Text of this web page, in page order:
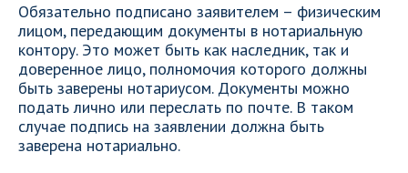
Обязательно подписано заявителем – физическим
лицом, передающим документы в нотариальную
контору. Это может быть как наследник, так и
доверенное лицо, полномочия которого должны
быть заверены нотариусом. Документы можно
подать лично или переслать по почте. В таком
случае подпись на заявлении должна быть
заверена нотариально.